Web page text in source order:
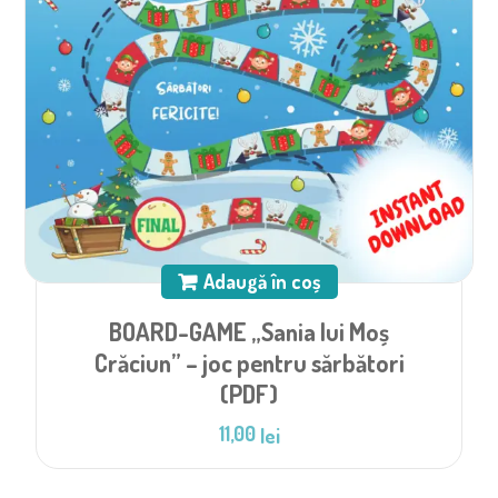
Adaugă în coș
BOARD-GAME „Sania lui Moș
Crăciun” – joc pentru sărbători
(PDF)
11,00 lei